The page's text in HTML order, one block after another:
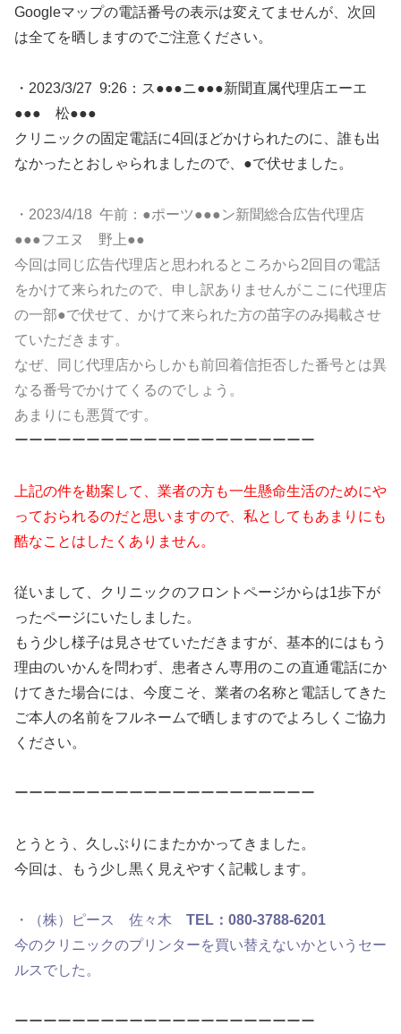
Googleマップの電話番号の表示は変えてませんが、次回
は全てを晒しますのでご注意ください。
・2023/3/27 9:26：ス●●●ニ●●●新聞直属代理店エーエ
●●● 松●●●
クリニックの固定電話に4回ほどかけられたのに、誰も出
なかったとおしゃられましたので、●で伏せました。
・2023/4/18 午前：●ポーツ●●●ン新聞総合広告代理店
●●●フエヌ 野上●●
今回は同じ広告代理店と思われるところから2回目の電話
をかけて来られたので、申し訳ありませんがここに代理店
の一部●で伏せて、かけて来られた方の苗字のみ掲載させ
ていただきます。
なぜ、同じ代理店からしかも前回着信拒否した番号とは異
なる番号でかけてくるのでしょう。
あまりにも悪質です。
ーーーーーーーーーーーーーーーーーーーーー
上記の件を勘案して、業者の方も一生懸命生活のためにや
っておられるのだと思いますので、私としてもあまりにも
酷なことはしたくありません。
従いまして、クリニックのフロントページからは1歩下が
ったページにいたしました。
もう少し様子は見させていただきますが、基本的にはもう
理由のいかんを問わず、患者さん専用のこの直通電話にか
けてきた場合には、今度こそ、業者の名称と電話してきた
ご本人の名前をフルネームで晒しますのでよろしくご協力
ください。
ーーーーーーーーーーーーーーーーーーーーー
とうとう、久しぶりにまたかかってきました。
今回は、もう少し黒く見えやすく記載します。
・（株）ピース 佐々木 TEL：080-3788-6201
今のクリニックのプリンターを買い替えないかというセー
ルスでした。
ーーーーーーーーーーーーーーーーーーーーー